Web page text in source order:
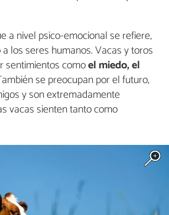
a nivel psico-emocional se refiere,
los seres humanos. Vacas y toros
sentimientos comoel miedo, el
se preocupan por el futuro,
y son extremadamente
vacas sienten tanto como